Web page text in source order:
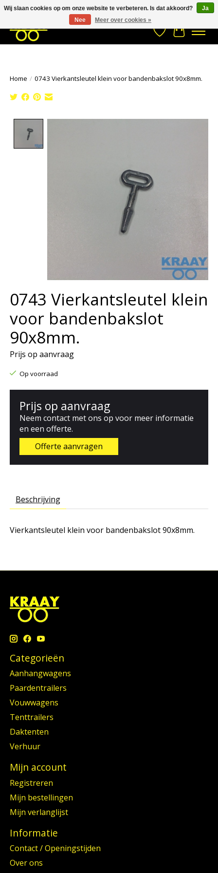
033- 2470 538 info@kraaybv.com Stuur een Whatsapp bericht
Verlanglijst
Home / 0743 Vierkantsleutel klein voor bandenbakslot 90x8mm.
0743 Vierkantsleutel klein
voor bandenbakslot
90x8mm.
Prijs op aanvraag
Op voorraad
Prijs op aanvraag
Neem contact met ons op voor meer informatie
en een offerte.
Offerte aanvragen
Beschrijving
Vierkantsleutel klein voor bandenbakslot 90x8mm.
Categorieën
Aanhangwagens
Paardentrailers
Vouwwagens
Tenttrailers
Daktenten
Verhuur
Mijn account
Registreren
Mijn bestellingen
Mijn verlanglijst
Informatie
Contact / Openingstijden
Over ons
Wij slaan cookies op om onze website te verbeteren. Is dat akkoord?
Ja
Nee
Meer over cookies »